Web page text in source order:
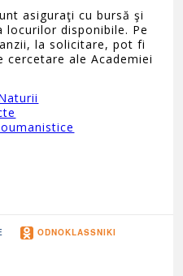
asiguraţi cu bursă şi
locurilor disponibile. Pe
la solicitare, pot fi
ale Academiei
ODNOKLASSNIKI